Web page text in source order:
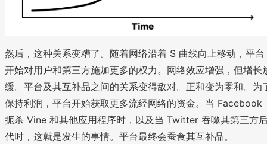
然后，这种关系变糟了。随着网络沿着 S 曲线向上移动，平台
开始对用户和第三方施加更多的权力。网络效应增强，但增长
缓。平台及其互补品之间的关系变得敌对。正和变为零和。为
保持利润，平台开始获取更多流经网络的资金。当 Facebook
扼杀 Vine 和其他应用程序时，以及当 Twitter 吞噬其第三方
代时，这就是发生的事情。平台最终会蚕食其互补品。